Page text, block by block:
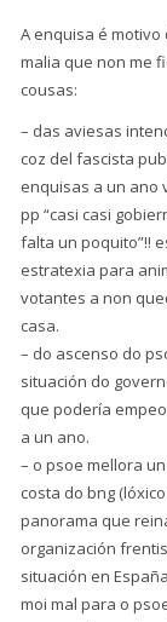
A enquisa é motivo
malia que non me
cousas:
– das aviesas
coz del fascista
enquisas a un ano
pp “casi casi
falta un poquito”!!
estratexia para
votantes a non
casa.
– do ascenso do
situación do
que podería
a un ano.
– o psoe mellora
costa do bng
panorama que
organización
situación en
moi mal para o